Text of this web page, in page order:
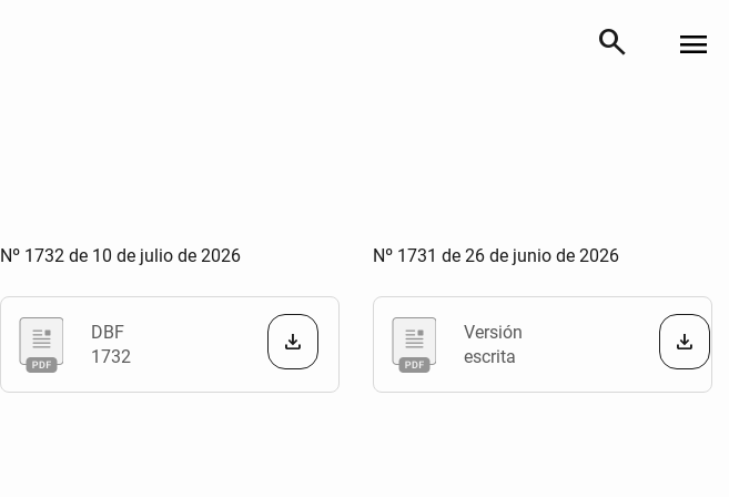
search menu
Nº 1732 de 10 de julio de 2026
DBF
1732
Nº 1731 de 26 de junio de 2026
Versión
escrita